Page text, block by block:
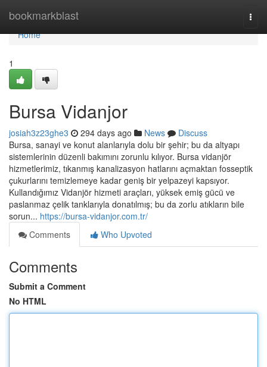
bookmarkblast
Home
Home
1
Bursa Vidanjor
josiah3z23ghe3 294 days ago News
Discuss
Bursa, sanayi ve konut alanlarıyla dolu bir şehir; bu da altyapı
sistemlerinin düzenli bakımını zorunlu kılıyor. Bursa vidanjör
hizmetlerimiz, tıkanmış kanalizasyon hatlarını açmaktan fosseptik
çukurlarını temizlemeye kadar geniş bir yelpazeyi kapsıyor.
Kullandığımız Vidanjör hizmeti araçları, yüksek emiş gücü ve
paslanmaz çelik tanklarıyla donatılmış; bu da zorlu atıkların bile
sorun... https://bursa-vidanjor.com.tr/
Comments
Who Upvoted
Comments
Submit a Comment
No HTML